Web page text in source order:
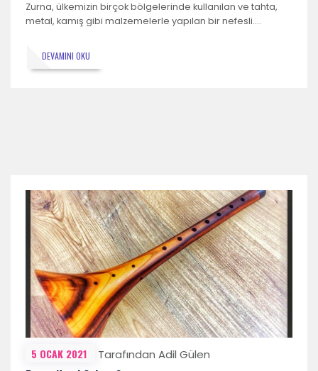
Zurna, ülkemizin birçok bölgelerinde kullanılan ve tahta,
metal, kamış gibi malzemelerle yapılan bir nefesli….
DEVAMINI OKU
5 OCAK 2021 Tarafından Adil Gülen